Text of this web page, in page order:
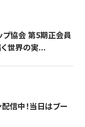
プ協会 第5期正会員
世界の実...
信中！当日はブー